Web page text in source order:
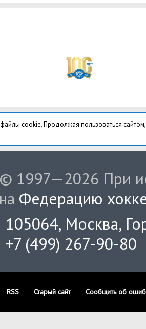
cookie. Продолжая пользоваться
© 1997—2026 При
на Федерацию
105064, Москва,
+7 (499) 267-90-80
RSS Старый сайт Сообщить об